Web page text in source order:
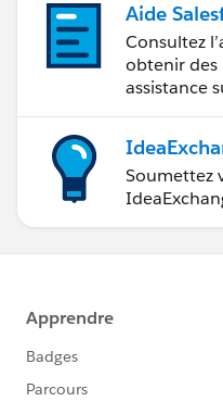
Aide
Consultez
obtenir des
assistance
Soumettez